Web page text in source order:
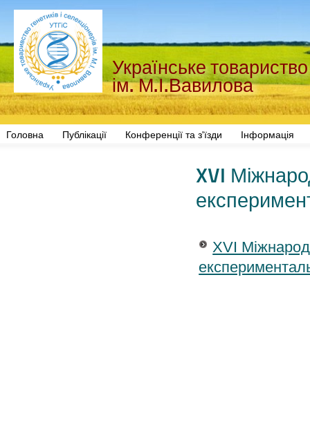
Українське товариство
ім. М.І.Вавилова
Головна Публікації Конференції та з'їзди Інформація
XVI
XVI